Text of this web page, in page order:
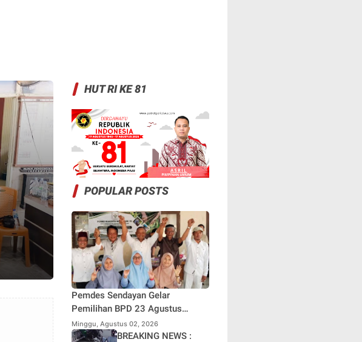
HUT RI KE 81
POPULAR POSTS
Pemdes Sendayan Gelar
Pemilihan BPD 23 Agustus
Mendatang, Warga Berharap
Fungsi Pengawasan Berjalan
Minggu, Agustus 02, 2026
BREAKING NEWS :